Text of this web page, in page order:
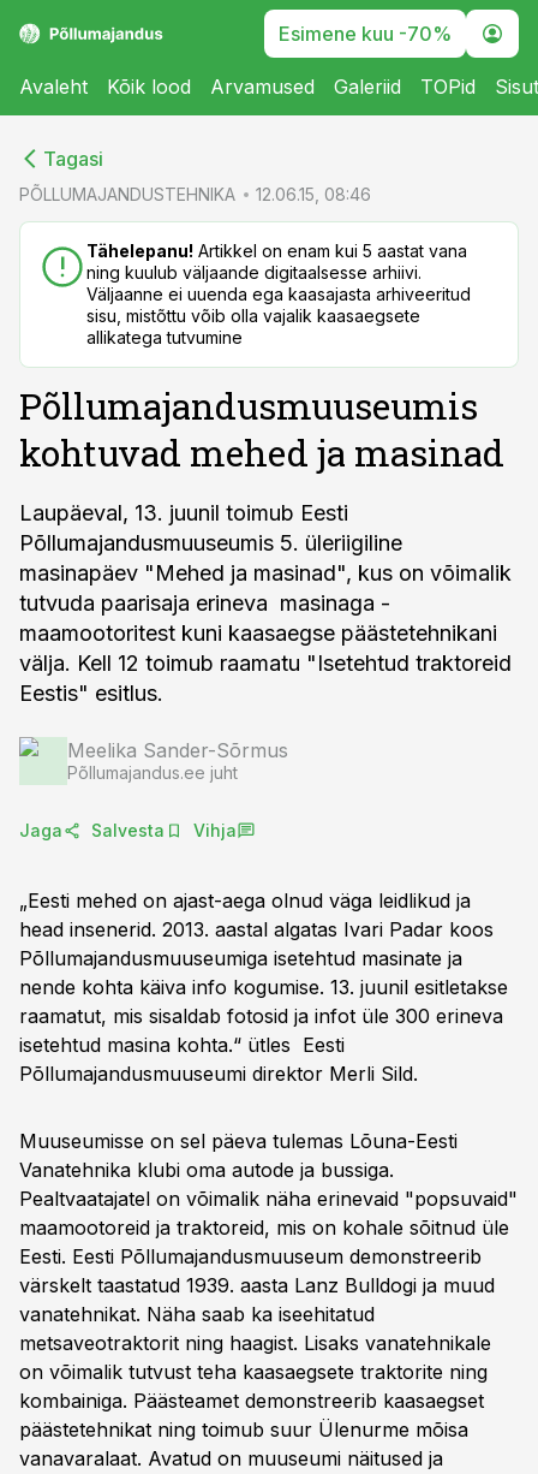
Esimene kuu -70%
Avaleht Kõik lood Arvamused Galeriid TOPid
Tagasi
PÕLLUMAJANDUSTEHNIKA 12.06.15, 08:46
Tähelepanu! Artikkel on enam kui 5 aastat vana
ning kuulub väljaande digitaalsesse arhiivi.
Väljaanne ei uuenda ega kaasajasta arhiveeritud
sisu, mistõttu võib olla vajalik kaasaegsete
allikatega tutvumine
Põllumajandusmuuseumis
kohtuvad mehed ja masinad
Laupäeval, 13. juunil toimub Eesti
Põllumajandusmuuseumis 5. üleriigiline
masinapäev "Mehed ja masinad", kus on võimalik
tutvuda paarisaja erineva masinaga -
maamootoritest kuni kaasaegse päästetehnikani
välja. Kell 12 toimub raamatu "Isetehtud traktoreid
Eestis" esitlus.
Meelika Sander-Sõrmus
Põllumajandus.ee juht
Jaga Salvesta Vihja
„Eesti mehed on ajast-aega olnud väga leidlikud ja
head insenerid. 2013. aastal algatas Ivari Padar koos
Põllumajandusmuuseumiga isetehtud masinate ja
nende kohta käiva info kogumise. 13. juunil esitletakse
raamatut, mis sisaldab fotosid ja infot üle 300 erineva
isetehtud masina kohta.“ ütles Eesti
Põllumajandusmuuseumi direktor Merli Sild.
Muuseumisse on sel päeva tulemas Lõuna-Eesti
Vanatehnika klubi oma autode ja bussiga.
Pealtvaatajatel on võimalik näha erinevaid "popsuvaid"
maamootoreid ja traktoreid, mis on kohale sõitnud üle
Eesti. Eesti Põllumajandusmuuseum demonstreerib
värskelt taastatud 1939. aasta Lanz Bulldogi ja muud
vanatehnikat. Näha saab ka iseehitatud
metsaveotraktorit ning haagist. Lisaks vanatehnikale
on võimalik tutvust teha kaasaegsete traktorite ning
kombainiga. Päästeamet demonstreerib kaasaegset
päästetehnikat ning toimub suur Ülenurme mõisa
vanavaralaat. Avatud on muuseumi näitused ja